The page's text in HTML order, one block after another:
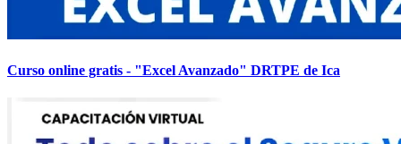
Curso online gratis - "Excel Avanzado" DRTPE de Ica